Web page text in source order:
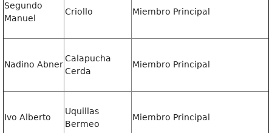
Segundo
Manuel
Criollo Miembro Principal
Nadino Abner
Calapucha
Cerda
Miembro Principal
Ivo Alberto
Uquillas
Bermeo
Miembro Principal